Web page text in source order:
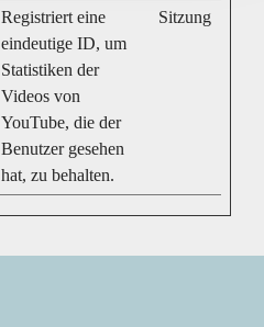
Registriert eine
eindeutige ID, um
Statistiken der
Videos von
YouTube, die der
Benutzer gesehen
hat, zu behalten.
Sitzung